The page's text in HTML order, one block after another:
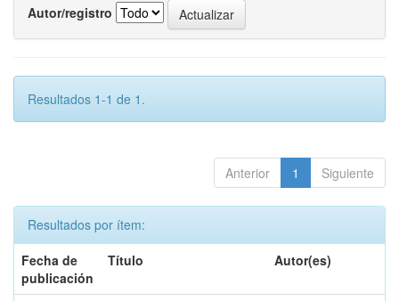
Autor/registro
Resultados 1-1 de 1.
Anterior 1 Siguiente
Resultados por ítem:
Fecha de
publicación
Título Autor(es)